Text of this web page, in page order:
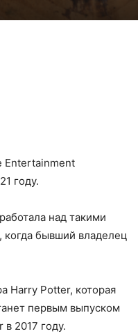
Entertainment
году.
над такими
когда бывший владелец
Harry Potter, которая
первым выпуском
2017 году.